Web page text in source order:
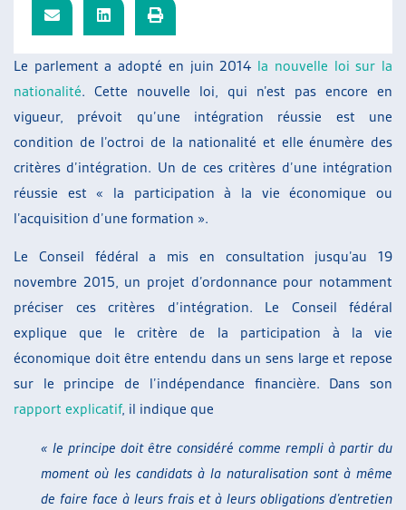
Le parlement a adopté en juin 2014 la nouvelle loi sur la
nationalité. Cette nouvelle loi, qui n’est pas encore en
vigueur, prévoit qu’une intégration réussie est une
condition de l’octroi de la nationalité et elle énumère des
critères d’intégration. Un de ces critères d’une intégration
réussie est « la participation à la vie économique ou
l’acquisition d’une formation ».
Le Conseil fédéral a mis en consultation jusqu’au 19
novembre 2015, un projet d’ordonnance pour notamment
préciser ces critères d’intégration. Le Conseil fédéral
explique que le critère de la participation à la vie
économique doit être entendu dans un sens large et repose
sur le principe de l’indépendance financière. Dans son
rapport explicatif, il indique que
« le principe doit être considéré comme rempli à partir du
moment où les candidats à la naturalisation sont à même
de faire face à leurs frais et à leurs obligations d’entretien